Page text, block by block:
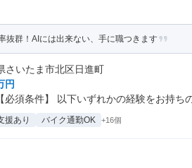
抜群！AIには出来ない、手に職つきます
さいたま市北区日進町
円
須条件】 以下いずれかの経験をお持ち
援あり バイク通勤OK +16個